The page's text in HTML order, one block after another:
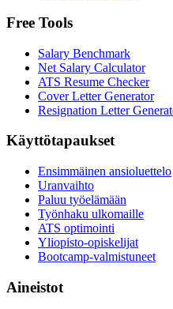
Free Tools
Salary Benchmark
Net Salary Calculator
ATS Resume Checker
Cover Letter Generator
Resignation Letter
Käyttötapaukset
Ensimmäinen ansioluettelo
Uranvaihto
Paluu työelämään
Työnhaku ulkomaille
ATS optimointi
Yliopisto-opiskelijat
Bootcamp-valmistuneet
Aineistot